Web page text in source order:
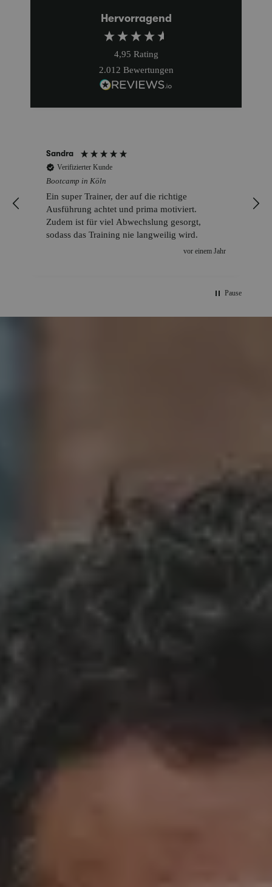
Hervorragend
4,95 Rating
2.012 Bewertungen
Sandra
Verifizierter Kunde
Bootcamp in Köln
Ein super Trainer, der auf die richtige
Ausführung achtet und prima motiviert.
Zudem ist für viel Abwechslung gesorgt,
sodass das Training nie langweilig wird.
vor einem Jahr
Pause